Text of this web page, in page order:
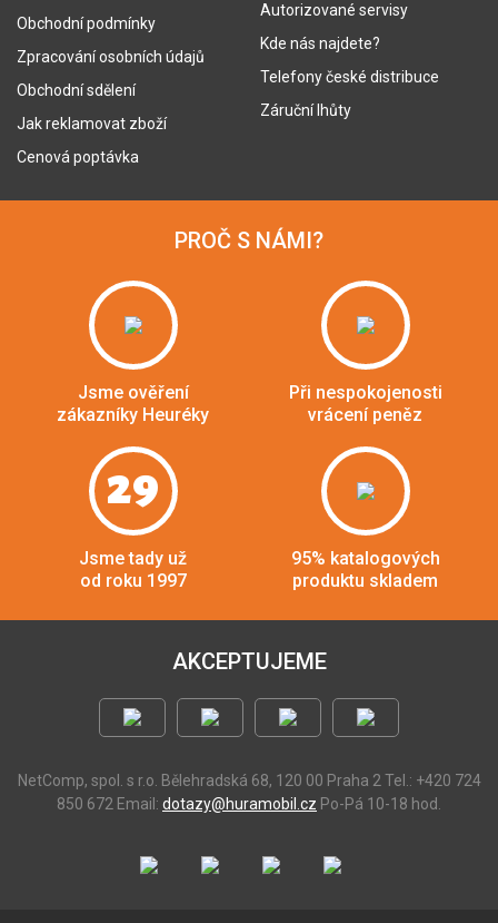
Obchodní podmínky
Zpracování osobních údajů
Obchodní sdělení
Jak reklamovat zboží
Cenová poptávka
Autorizované servisy
Kde nás najdete?
Telefony české distribuce
Záruční lhůty
PROČ S NÁMI?
Jsme ověření
zákazníky Heuréky
Při nespokojenosti
vrácení peněz
29
Jsme tady už
od roku 1997
95% katalogových
produktu skladem
AKCEPTUJEME
NetComp, spol. s r.o. Bělehradská 68, 120 00 Praha 2 Tel.: +420 724
850 672 Email: dotazy@huramobil.cz Po-Pá 10-18 hod.